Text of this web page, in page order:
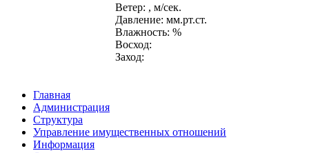
Ветер: , м/сек.
Давление: мм.рт.ст.
Влажность: %
Восход:
Заход:
Главная
Администрация
Структура
Управление имущественных отношений
Информация